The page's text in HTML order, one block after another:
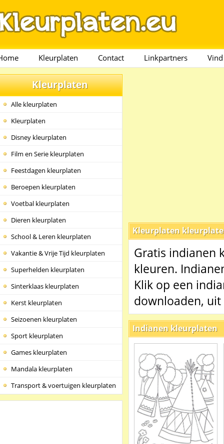
Kleurplaten Contact Linkpartners
Kleurplaten
Alle kleurplaten
Kleurplaten
Disney kleurplaten
Film en Serie kleurplaten
Feestdagen kleurplaten
Beroepen kleurplaten
Voetbal kleurplaten
Dieren kleurplaten
School & Leren kleurplaten
Vakantie & Vrije Tijd kleurplaten
Superhelden kleurplaten
Sinterklaas kleurplaten
Kerst kleurplaten
Seizoenen kleurplaten
Sport kleurplaten
Games kleurplaten
Mandala kleurplaten
Transport & voertuigen kleurplaten
Kleurplaten
Gratis indianen
kleuren.
Klik op een
downloaden,
Indianen kleurplaten